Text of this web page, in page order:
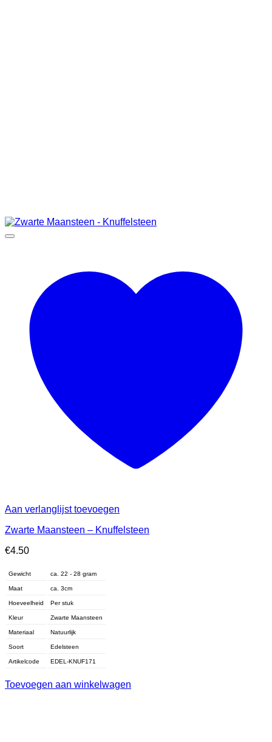
Aan verlanglijst toevoegen
Zwarte Maansteen – Knuffelsteen
€4.50
Gewicht ca. 22 - 28 gram
Maat ca. 3cm
Hoeveelheid Per stuk
Kleur Zwarte Maansteen
Materiaal Natuurlijk
Soort Edelsteen
Artikelcode EDEL-KNUF171
Toevoegen aan winkelwagen